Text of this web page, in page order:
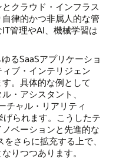
クラウド・インフラス
律的かつ非属人的な管
管理やAI、機械学習は
るSaaSアプリケーショ
ブ・インテリジェン
。具体的な例として
・アシスタント、
チャル・リアリティ
げられます。こうしたテ
ベーションと先進的な
さらに拡充する上で、
りつつあります。